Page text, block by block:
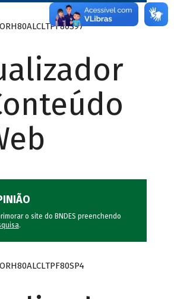
o site do BNDES preenchendo
.